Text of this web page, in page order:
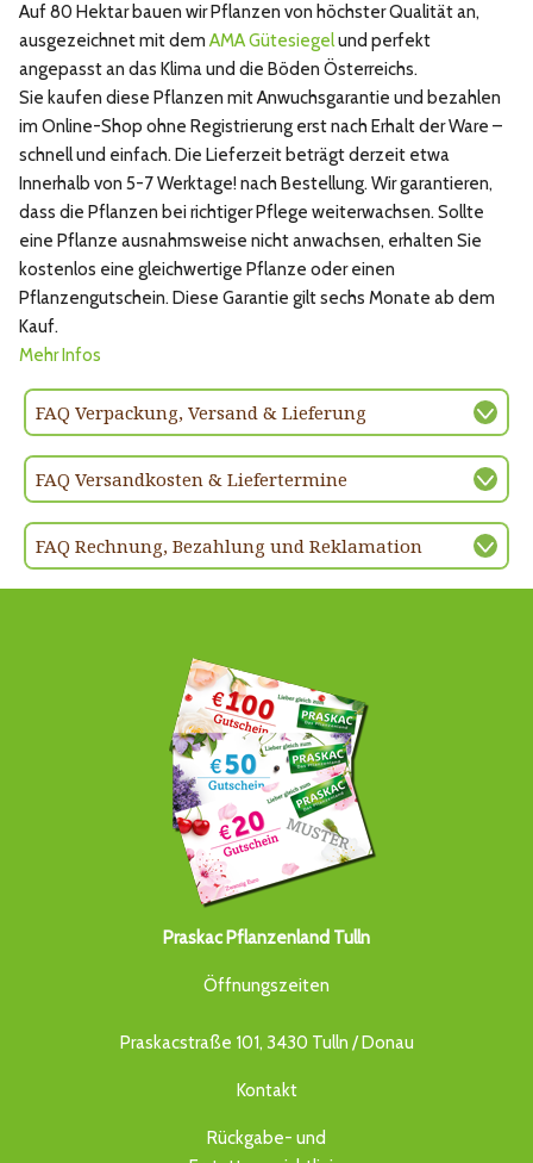
Auf 80 Hektar bauen wir Pflanzen von höchster Qualität an,
ausgezeichnet mit dem AMA Gütesiegelund perfekt
angepasst an das Klima und die Böden Österreichs.
Sie kaufen diese Pflanzen mit Anwuchsgarantie und bezahlen
im Online-Shop ohne Registrierung erst nach Erhalt der Ware –
schnell und einfach. Die Lieferzeit beträgt derzeit etwa
Innerhalb von 5-7 Werktage! nach Bestellung. Wir garantieren,
dass die Pflanzen bei richtiger Pflege weiterwachsen. Sollte
eine Pflanze ausnahmsweise nicht anwachsen, erhalten Sie
kostenlos eine gleichwertige Pflanze oder einen
Pflanzengutschein. Diese Garantie gilt sechs Monate ab dem
Kauf.
Mehr Infos
FAQ Verpackung, Versand & Lieferung
FAQ Versandkosten & Liefertermine
FAQ Rechnung, Bezahlung und Reklamation
Praskac Pflanzenland Tulln
Öffnungszeiten
Praskacstraße 101, 3430 Tulln / Donau
Kontakt
Rückgabe- und